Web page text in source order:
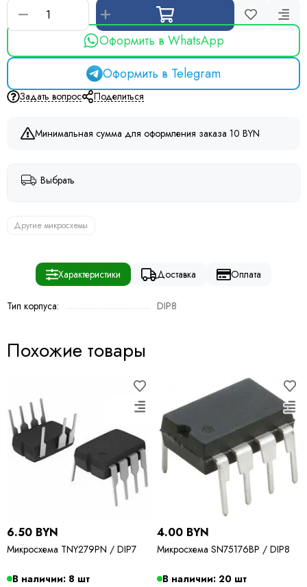
Оформить в WhatsApp
Оформить в Telegram
Задать вопрос Поделиться
Минимальная сумма для оформления заказа 10 BYN
Выбрать
Другие микросхемы
Характеристики Доставка Оплата
Тип корпуса: DIP8
Похожие товары
6.50 BYN
Микросхема TNY279PN / DIP7
В наличии: 8 шт
4.00 BYN
Микросхема SN75176BP / DIP8
В наличии: 20 шт